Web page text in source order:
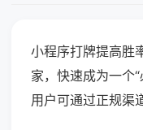
小程序打牌提高胜
家，快速成为一个
用户可通过正规渠